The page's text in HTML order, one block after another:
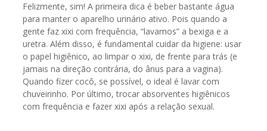
Felizmente, sim! A primeira dica é beber bastante água
para manter o aparelho urinário ativo. Pois quando a
gente faz xixi com frequência, “lavamos” a bexiga e a
uretra. Além disso, é fundamental cuidar da higiene: usar
o papel higiênico, ao limpar o xixi, de frente para trás (e
jamais na direção contrária, do ânus para a vagina).
Quando fizer cocô, se possível, o ideal é lavar com
chuveirinho. Por último, trocar absorventes higiênicos
com frequência e fazer xixi após a relação sexual.